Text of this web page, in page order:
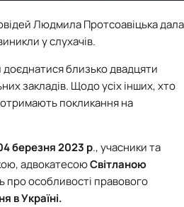
Людмила Протсоавіцька дала
у слухачів.
близько двадцяти
закладів. Щодо усіх інших, хто
покликання на
березня 2023 р., учасники та
адвокатесоюСвітланою
про особливості правового
в Україні.